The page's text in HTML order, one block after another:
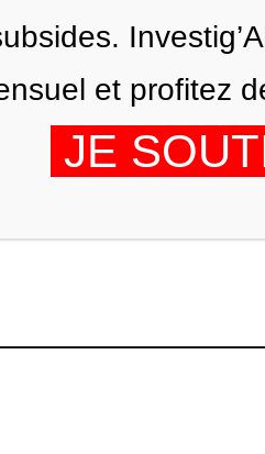
NOUS AGENDA
et profitez
JE